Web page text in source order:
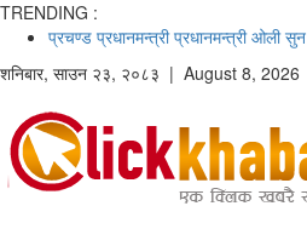
TRENDING :
प्रचण्ड प्रधानमन्त्री प्रधानमन्त्री ओली सुन
शनिबार, साउन २३, २०८३ | August 8, 2026